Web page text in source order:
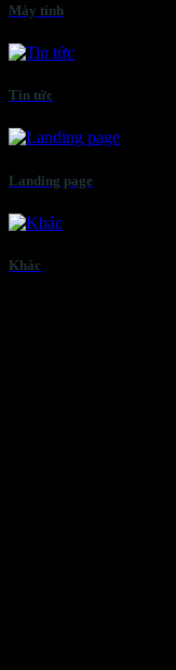
Máy tính
Tin tức
Landing page
Khác